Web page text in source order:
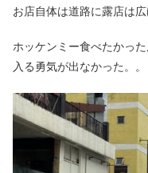
お店自体は道路に露店は
ホッケンミー食べたかっ
入る勇気が出なかった。。